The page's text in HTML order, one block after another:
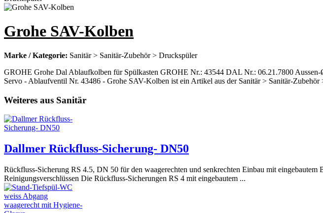
Grohe SAV-Kolben
Marke / Kategorie: Sanitär > Sanitär-Zubehör > Druckspüler
GROHE Grohe Dal Ablaufkolben für Spülkasten GROHE Nr.: 43544 DAL Nr.: 06.21.7800
Servo - Ablaufventil Nr. 43486 - Grohe SAV-Kolben ist ein Artikel aus der Sanitär > Sanitär-Zubehör
Weiteres aus Sanitär
Dallmer Rückfluss-Sicherung- DN50
Rückfluss-Sicherung RS 4.5, DN 50 für den waagerechten und senkrechten Einbau mit
Reinigungsverschlüssen Die Rückfluss-Sicherungen RS 4 mit eingebautem ...